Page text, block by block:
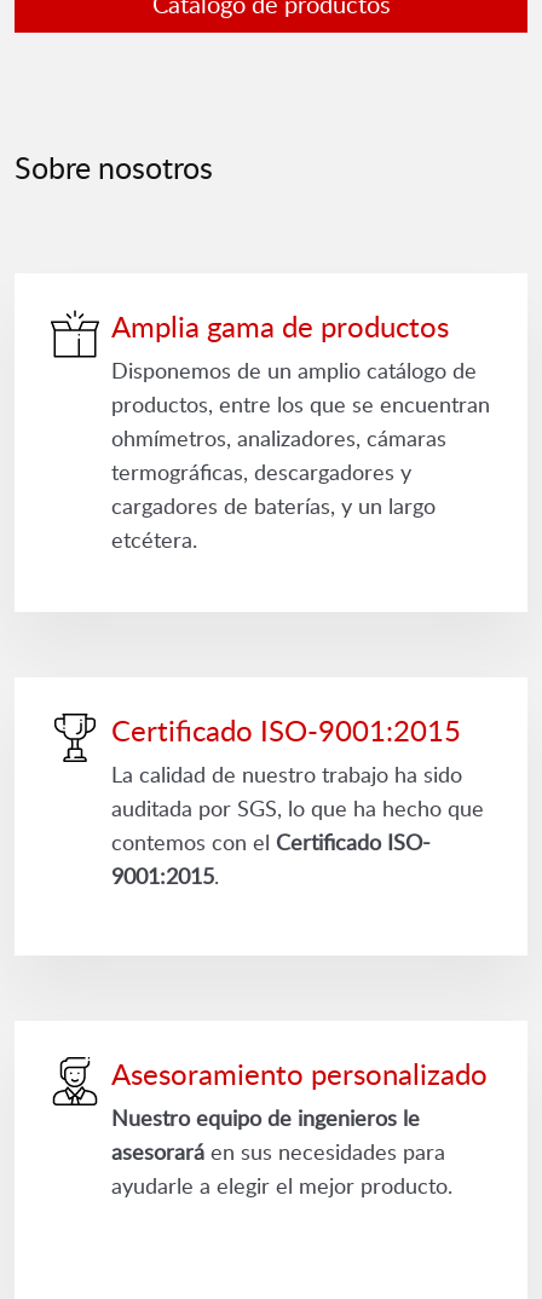
Sobre nosotros
Amplia gama de productos
Disponemos de un amplio catálogo de
productos, entre los que se encuentran
ohmímetros, analizadores, cámaras
termográficas, descargadores y
cargadores de baterías, y un largo
etcétera.
Certificado ISO-9001:2015
La calidad de nuestro trabajo ha sido
auditada por SGS, lo que ha hecho que
contemos con el Certificado ISO-
9001:2015.
Asesoramiento personalizado
Nuestro equipo de ingenieros le
asesorará en sus necesidades para
ayudarle a elegir el mejor producto.